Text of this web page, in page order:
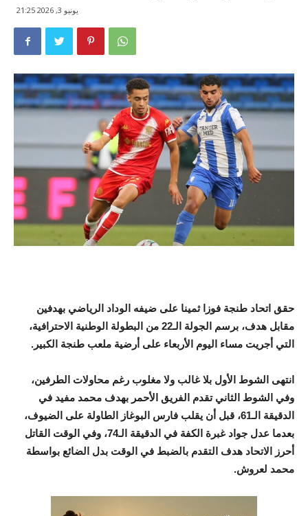
يونيو 3, 2026 21:25
حقق اتحاد طنجة فوزا ثمينا على ضيفه الوداد الرياضي بهدفين
مقابل هدف، برسم الجولة الـ22 من البطولة الوطنية الاحترافية،
التي أجريت مساء اليوم الأربعاء على أرضية ملعب طنجة الكبير.
انتهى الشوط الأول بلا غالب ولا مغلوب رغم محاولات الطرفين،
وفي الشوط الثاني تقدم الفريق الأحمر بهدف محمد مفيد في
الدقيقة الـ61، قبل أن يقلب فارس البوغاز الطاولة على الضيوف،
بعدما عدل جواد غبرة الكفة في الدقيقة الـ74، وفي الوقت القاتل
أحرز الاتحاد هدف التقدم بالضبط في الوقت بدل الضائع بواسطة
محمد لعروش.